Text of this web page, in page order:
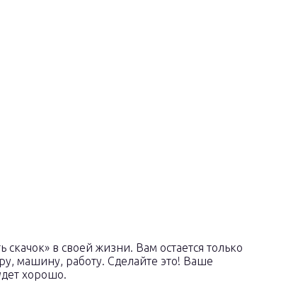
в своей жизни. Вам остается только
машину, работу. Сделайте это! Ваше
хорошо.